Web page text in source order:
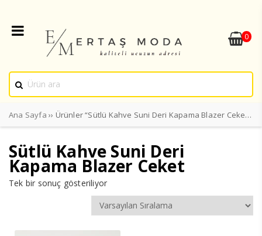
0
Ana Sayfa ›› Ürünler “Sütlü Kahve Suni Deri Kapama Blazer Ceket” olarak etiketlendi
Sütlü Kahve Suni Deri
Kapama Blazer Ceket
Tek bir sonuç gösteriliyor